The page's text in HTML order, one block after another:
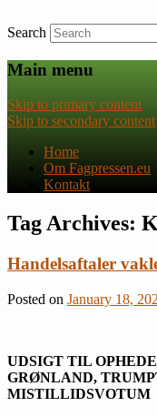
Nyheder om
Search
Main menu
Skip to primary content
Skip to secondary content
Home
Om Fagpressen.eu
Kontakt
Tag Archives:
Handelsaftaler
Posted on January 18,
UDSIGT TIL
GRØNLAND,
MISTILLIDSVOTUM